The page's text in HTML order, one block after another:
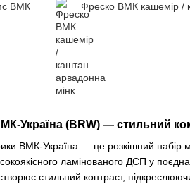
ВМК Фреско ВМК кашемір /
Україна (BRW) — стильний
ВМК-Україна — це розкішний набір
ламінованого ДСП у
стильний контраст,